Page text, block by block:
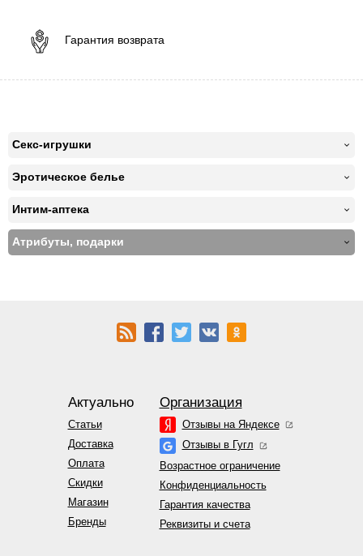
Гарантия возврата
Секс-игрушки
Эротическое белье
Интим-аптека
Атрибуты, подарки
Актуально
Статьи
Доставка
Оплата
Скидки
Магазин
Бренды
Организация
Отзывы на Яндексе
Отзывы в Гугл
Возрастное ограничение
Конфиденциальность
Гарантия качества
Реквизиты и счета